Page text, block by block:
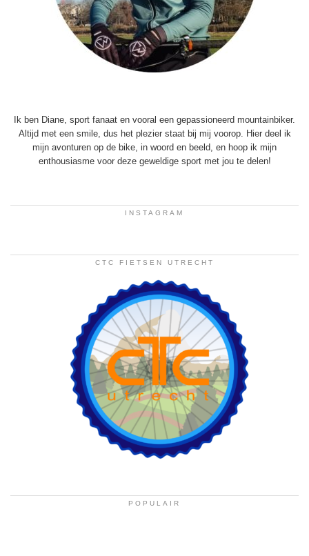
Ik ben Diane, sport fanaat en vooral een gepassioneerd mountainbiker.
Altijd met een smile, dus het plezier staat bij mij voorop. Hier deel ik
mijn avonturen op de bike, in woord en beeld, en hoop ik mijn
enthousiasme voor deze geweldige sport met jou te delen!
INSTAGRAM
CTC FIETSEN UTRECHT
POPULAIR